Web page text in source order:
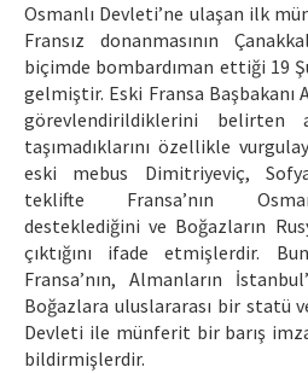
Osmanlı Devleti’ne ulaşan ilk
Fransız donanmasının
biçimde bombardıman ettiği 19
gelmiştir. Eski Fransa Başbakanı
görevlendirildiklerini
taşımadıklarını özellikle
eski mebus Dimitriyeviç,
teklifte Fransa’nın
desteklediğini ve Boğazların
çıktığını ifade etmişlerdir.
Fransa’nın, Almanların
Boğazlara uluslararası bir statü
Devleti ile münferit bir barış
bildirmişlerdir.